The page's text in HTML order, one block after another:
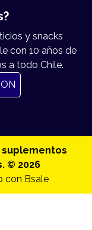
y snacks
con 10 años de
a todo Chile.
suplementos
© 2026
con Bsale